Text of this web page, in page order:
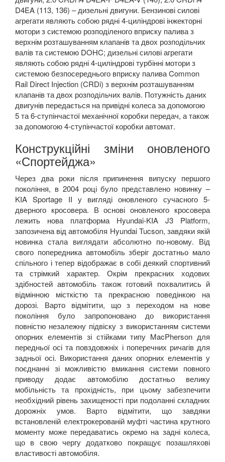
D4EA (113, 136) – дизельні двигуни. Бензинові силові
агрегати являють собою рядні 4-циліндрові інжекторні
мотори з системою розподіленого вприску палива з
верхнім розташуванням клапанів та двох розподільчих
валів та системою DOHC; дизельні силові агрегати
являють собою рядні 4-циліндрові турбінні мотори з
системою безпосереднього вприску палива Common
Rail Direct Injection (CRDi) з верхнім розташуванням
клапанів та двох розподільчих валів. Потужність даних
двигунів передається на привідні колеса за допомогою
5 та 6-ступінчастої механічної коробки передач, а також
за допомогою 4-ступінчастої коробки автомат.
Конструкційні зміни оновленого
«Спортейджа»
Через два роки після припинення випуску першого
покоління, в 2004 році було представлено новинку –
KIA Sportage II у вигляді оновленого сучасного 5-
дверного кросовера. В основі оновленого кросовера
лежить нова платформа Hyundai-KIA J3 Platform,
запозичена від автомобіля Hyundai Tucson, завдяки якій
новинка стала виглядати абсолютно по-новому. Від
свого попередника автомобіль зберіг достатньо мало
спільного і тепер відображає в собі деякий спортивний
та стрімкий характер. Окрім прекрасних ходових
здібностей автомобіль також готовий похвалитись й
відмінною місткістю та прекрасною поведінкою на
дорозі. Варто відмітити, що з переходом на нове
покоління було запропоновано до використання
повністю незалежну підвіску з використанням системи
опорних елементів зі стійками типу MacPherson для
передньої осі та повздовжніх і поперечних ричагів для
задньої осі. Використання даних опорних елементів у
поєднанні зі можливістю вмикання системи повного
приводу додає автомобілю достатньо велику
мобільність та прохідність, при цьому забезпечити
необхідний рівень захищеності при подоланні складних
дорожніх умов. Варто відмітити, що завдяки
встановленій електрокерованій муфті частина крутного
моменту може передаватись окремо на задні колеса,
що в свою чергу додатково покращує позашляхові
властивості автомобіля.